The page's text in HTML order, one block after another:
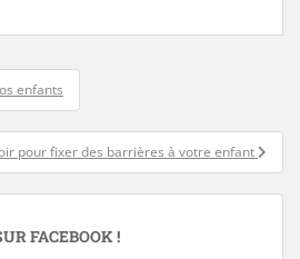
enfants
pour fixer des barrières à votre enfant
FACEBOOK !